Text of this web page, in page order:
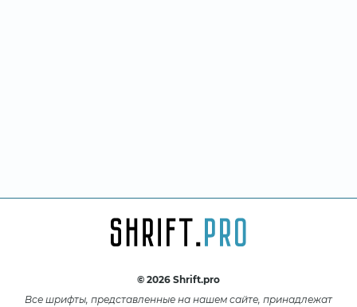
© 2026 Shrift.pro
Все шрифты, представленные на нашем сайте, принадлежат